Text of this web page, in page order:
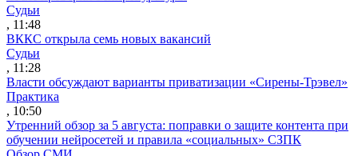
Судьи
, 11:48
ВККС открыла семь новых вакансий
Судьи
, 11:28
Власти обсуждают варианты приватизации «Сирены-Трэвел»
Практика
, 10:50
Утренний обзор за 5 августа: поправки о защите контента при
обучении нейросетей и правила «социальных» СЗПК